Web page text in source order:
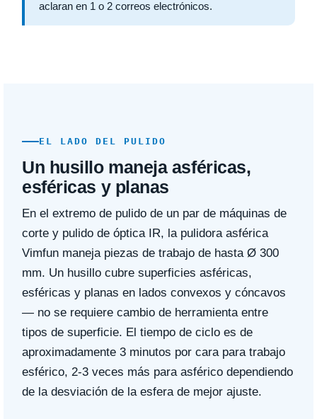
aclaran en 1 o 2 correos electrónicos.
EL LADO DEL PULIDO
Un husillo maneja asféricas,
esféricas y planas
En el extremo de pulido de un par de máquinas de
corte y pulido de óptica IR, la pulidora asférica
Vimfun maneja piezas de trabajo de hasta Ø 300
mm. Un husillo cubre superficies asféricas,
esféricas y planas en lados convexos y cóncavos
— no se requiere cambio de herramienta entre
tipos de superficie. El tiempo de ciclo es de
aproximadamente 3 minutos por cara para trabajo
esférico, 2-3 veces más para asférico dependiendo
de la desviación de la esfera de mejor ajuste.